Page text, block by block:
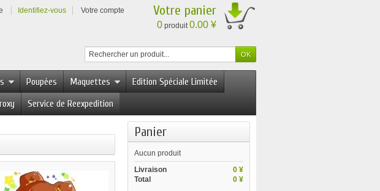
Identifiez-vous Votre compte Votre panier
0 produit0.00 ¥
Poupées Maquettes
Edition Spéciale Limitée
Service de Reexpedition
Panier
Aucun produit
0 ¥
Livraison
0 ¥
Total